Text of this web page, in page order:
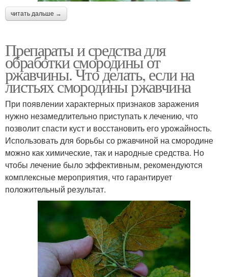
читать дальше →
Препараты и средства для
обработки смородины от
ржавчины. Что делать, если на
листьях смородины ржавчина
При появлении характерных признаков заражения
нужно незамедлительно приступать к лечению, что
позволит спасти куст и восстановить его урожайность.
Использовать для борьбы со ржавчиной на смородине
можно как химические, так и народные средства. Но
чтобы лечение было эффективным, рекомендуются
комплексные мероприятия, что гарантирует
положительный результат.